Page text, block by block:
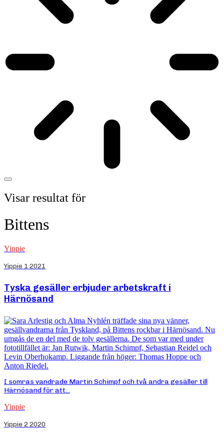
Visar resultat för
Bittens
Yippie
Yippie 1 2021
Tyska gesäller erbjuder arbetskraft i
Härnösand
I somras vandrade Martin Schimpf och två andra gesäller till
Härnösand för att...
Yippie
Yippie 2 2020